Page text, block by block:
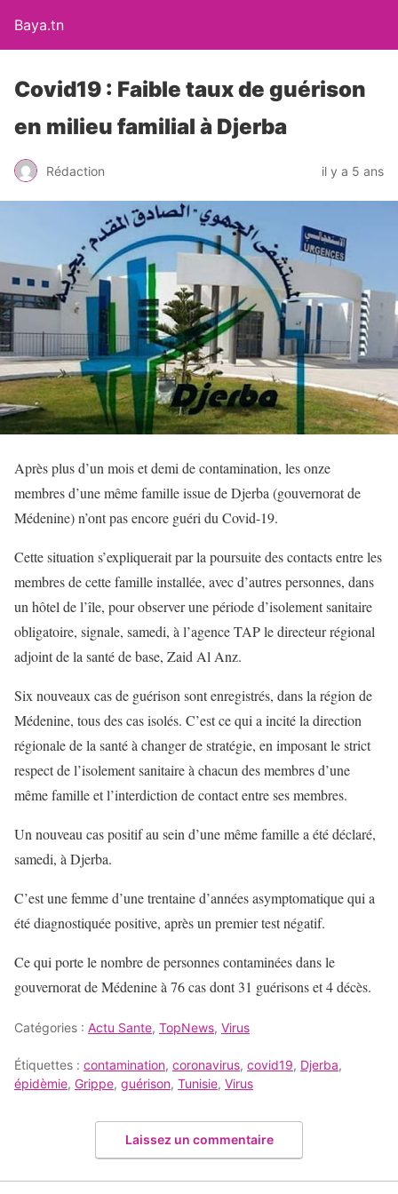
Baya.tn
Covid19 : Faible taux de guérison
en milieu familial à Djerba
Rédaction il y a 5 ans
Après plus d’un mois et demi de contamination, les onze
membres d’une même famille issue de Djerba (gouvernorat de
Médenine) n’ont pas encore guéri du Covid-19.
Cette situation s’expliquerait par la poursuite des contacts entre les
membres de cette famille installée, avec d’autres personnes, dans
un hôtel de l’île, pour observer une période d’isolement sanitaire
obligatoire, signale, samedi, à l’agence TAP le directeur régional
adjoint de la santé de base, Zaid Al Anz.
Six nouveaux cas de guérison sont enregistrés, dans la région de
Médenine, tous des cas isolés. C’est ce qui a incité la direction
régionale de la santé à changer de stratégie, en imposant le strict
respect de l’isolement sanitaire à chacun des membres d’une
même famille et l’interdiction de contact entre ses membres.
Un nouveau cas positif au sein d’une même famille a été déclaré,
samedi, à Djerba.
C’est une femme d’une trentaine d’années asymptomatique qui a
été diagnostiquée positive, après un premier test négatif.
Ce qui porte le nombre de personnes contaminées dans le
gouvernorat de Médenine à 76 cas dont 31 guérisons et 4 décès.
Catégories : Actu Sante, TopNews, Virus
Étiquettes : contamination, coronavirus, covid19, Djerba,
épidèmie, Grippe, guérison, Tunisie, Virus
Laissez un commentaire